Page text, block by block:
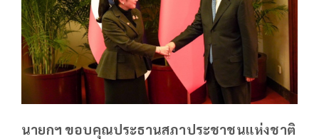
นายกฯ ขอบคุณประธานสภาประชาชนแห่งชาติ